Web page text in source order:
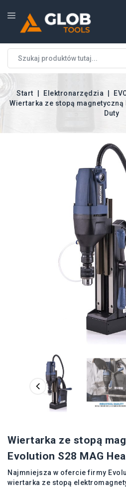
Start Elektronarzędzia
Wiertarka ze stopą magnetyczną
Duty
Wiertarka ze stopą
Evolution S28 MAG
Najmniejsza w ofercie firmy
wiertarka ze stopą